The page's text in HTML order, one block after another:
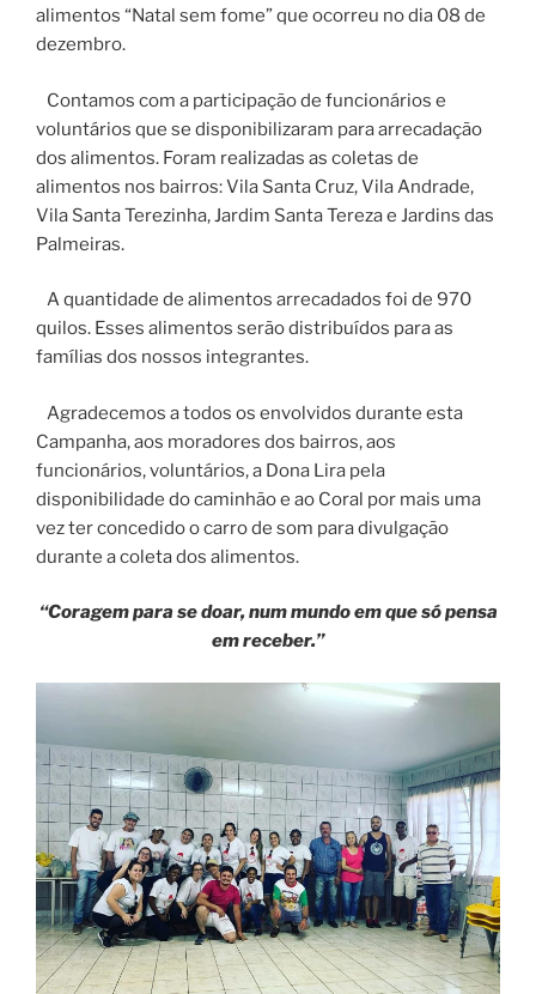
alimentos “Natal sem fome” que ocorreu no dia 08 de
dezembro.
Contamos com a participação de funcionários e
voluntários que se disponibilizaram para arrecadação
dos alimentos. Foram realizadas as coletas de
alimentos nos bairros: Vila Santa Cruz, Vila Andrade,
Vila Santa Terezinha, Jardim Santa Tereza e Jardins das
Palmeiras.
A quantidade de alimentos arrecadados foi de 970
quilos. Esses alimentos serão distribuídos para as
famílias dos nossos integrantes.
Agradecemos a todos os envolvidos durante esta
Campanha, aos moradores dos bairros, aos
funcionários, voluntários, a Dona Lira pela
disponibilidade do caminhão e ao Coral por mais uma
vez ter concedido o carro de som para divulgação
durante a coleta dos alimentos.
“Coragem para se doar, num mundo em que só pensa
em receber.”